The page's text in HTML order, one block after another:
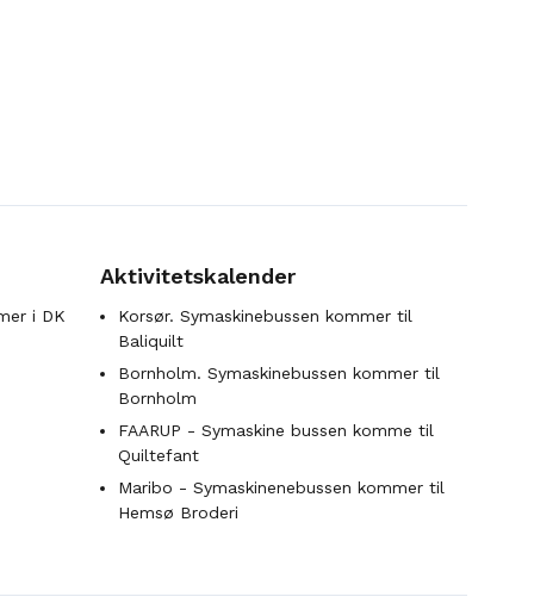
i DK
Aktivitetskalender
Korsør. Symaskinebussen kommer til
Baliquilt
Bornholm. Symaskinebussen kommer til
Bornholm
FAARUP - Symaskine bussen komme til
Quiltefant
Maribo - Symaskinenebussen kommer til
Hemsø Broderi